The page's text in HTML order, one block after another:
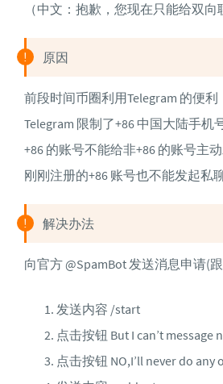
（中文：抱歉，您现在只能给双向
原因
前段时间币圈利用Telegram 的便利
Telegram 限制了+86 中国大陆手机
+86 的账号不能给非+86 的账号主
刚刚注册的+86 账号也不能发起私
解决办法
向官方 @SpamBot 发送消息申请(
发送内容 /start
点击按钮 But I can’t message
点击按钮 NO,I’ll never do any